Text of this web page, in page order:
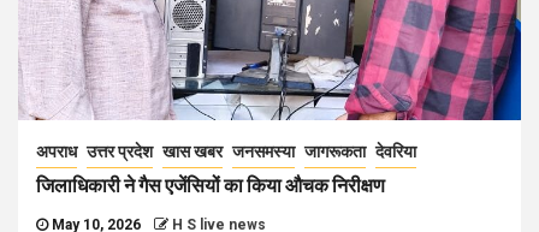
अपराध उत्तर प्रदेश खास खबर जनसमस्या जागरूकता देवरिया
जिलाधिकारी ने गैस एजेंसियों का किया औचक निरीक्षण
May 10, 2026 H S live news